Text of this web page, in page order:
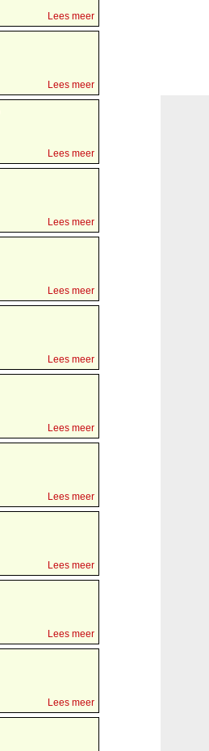
Lees meer
Lees meer
Lees meer
Lees meer
Lees meer
Lees meer
Lees meer
Lees meer
Lees meer
Lees meer
Lees meer